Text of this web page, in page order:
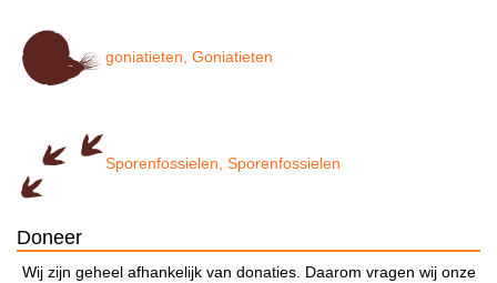
goniatieten, Goniatieten
Sporenfossielen, Sporenfossielen
Doneer
Wij zijn geheel afhankelijk van donaties. Daarom vragen wij onze